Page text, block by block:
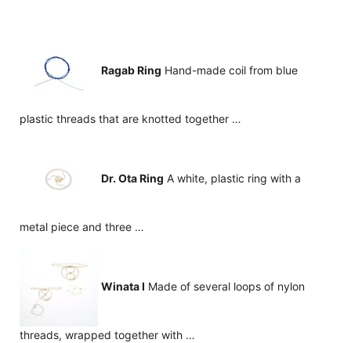
Ragab Ring Hand-made coil from blue
plastic threads that are knotted together …
Dr. Ota Ring A white, plastic ring with a
metal piece and three …
Winata I Made of several loops of nylon
threads, wrapped together with …